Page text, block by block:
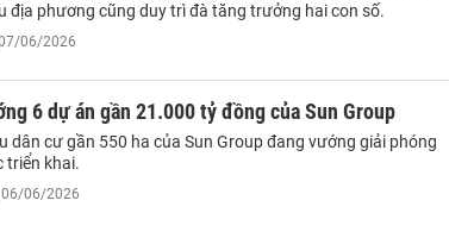
địa phương cũng duy trì đà tăng trưởng hai con số.
06/2026
6 dự án gần 21.000 tỷ đồng của Sun Group
dân cư gần 550 ha của Sun Group đang vướng giải phóng
triển khai.
06/06/2026